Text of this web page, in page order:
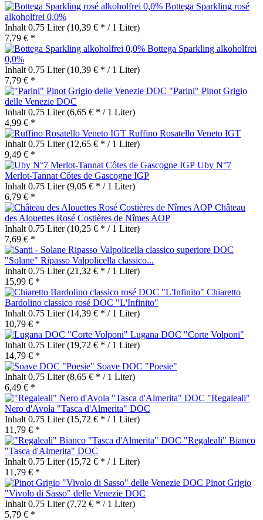
Bottega Sparkling rosé
alkoholfrei 0,0%
Inhalt 0.75 Liter(10,39 € * / 1 Liter)
7,79 € *
Bottega Sparkling alkoholfrei
0,0%
Inhalt 0.75 Liter(10,39 € * / 1 Liter)
7,79 € *
"Parini" Pinot Grigio
delle Venezie DOC
Inhalt 0.75 Liter(6,65 € * / 1 Liter)
4,99 € *
Ruffino Rosatello Veneto IGT
Inhalt 0.75 Liter(12,65 € * / 1 Liter)
9,49 € *
Uby N°7
Merlot-Tannat Côtes de Gascogne IGP
Inhalt 0.75 Liter(9,05 € * / 1 Liter)
6,79 € *
Château
des Alouettes Rosé Costières de Nîmes AOP
Inhalt 0.75 Liter(10,25 € * / 1 Liter)
7,69 € *
"Solane" Ripasso Valpolicella classico...
Inhalt 0.75 Liter(21,32 € * / 1 Liter)
15,99 € *
Chiaretto
Bardolino classico rosé DOC "L'Infinito"
Inhalt 0.75 Liter(14,39 € * / 1 Liter)
10,79 € *
Lugana DOC "Corte Volponi"
Inhalt 0.75 Liter(19,72 € * / 1 Liter)
14,79 € *
Soave DOC "Poesie"
Inhalt 0.75 Liter(8,65 € * / 1 Liter)
6,49 € *
"Regaleali"
Nero d'Avola "Tasca d'Almerita" DOC
Inhalt 0.75 Liter(15,72 € * / 1 Liter)
11,79 € *
"Regaleali" Bianco
"Tasca d'Almerita" DOC
Inhalt 0.75 Liter(15,72 € * / 1 Liter)
11,79 € *
Pinot Grigio
"Vivolo di Sasso" delle Venezie DOC
Inhalt 0.75 Liter(7,72 € * / 1 Liter)
5,79 € *